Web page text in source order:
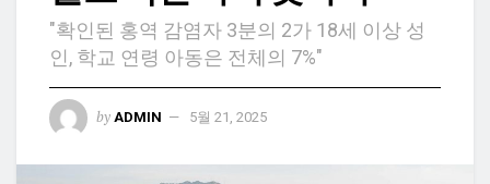
"확인된 홍역 감염자 3분의 2가 18세 이상 성
인, 학교 연령 아동은 전체의 7%"
by ADMIN 5월 21, 2025